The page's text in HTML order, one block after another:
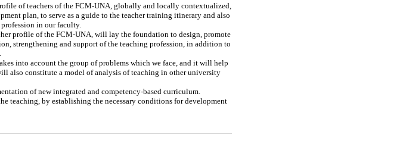
of teachers of the FCM-UNA, globally and locally contextualized,
plan, to serve as a guide to the teacher training itinerary and also
in our faculty.
profile of the FCM-UNA, will lay the foundation to design, promote
strengthening and support of the teaching profession, in addition to
into account the group of problems which we face, and it will help
also constitute a model of analysis of teaching in other university
of new integrated and competency-based curriculum.
teaching, by establishing the necessary conditions for development